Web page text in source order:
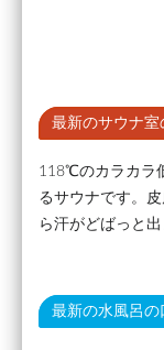
最新のサウナ室
118℃のカラカラ
るサウナです。
ら汗がどばっと出
最新の水風呂の